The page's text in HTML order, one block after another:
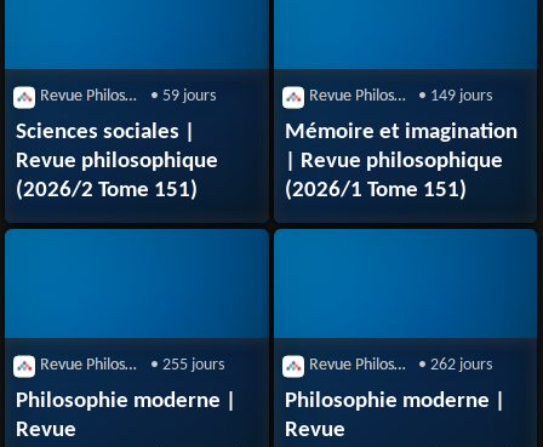
Revue Philosophique de la France et de l'Étranger • 59 jours
Sciences sociales |
Revue philosophique
(2026/2 Tome 151)
Revue Philosophique de la France et de l'Étranger • 149 jours
Mémoire et imagination
| Revue philosophique
(2026/1 Tome 151)
Revue Philosophique de la France et de l'Étranger • 255 jours
Philosophie moderne |
Revue
Revue Philosophique de la France et de l'Étranger • 262 jours
Philosophie moderne |
Revue